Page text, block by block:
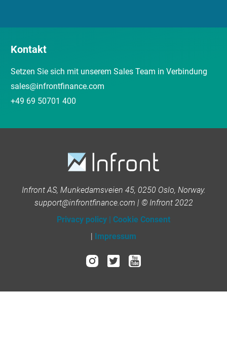
Kontakt
Setzen Sie sich mit unserem Sales Team in Verbindung
sales@infrontfinance.com
+49 69 50701 400
Infront AS, Munkedamsveien 45, 0250 Oslo, Norway.
support@infrontfinance.com | © Infront 2022
Privacy policy | Cookie Consent
| Impressum